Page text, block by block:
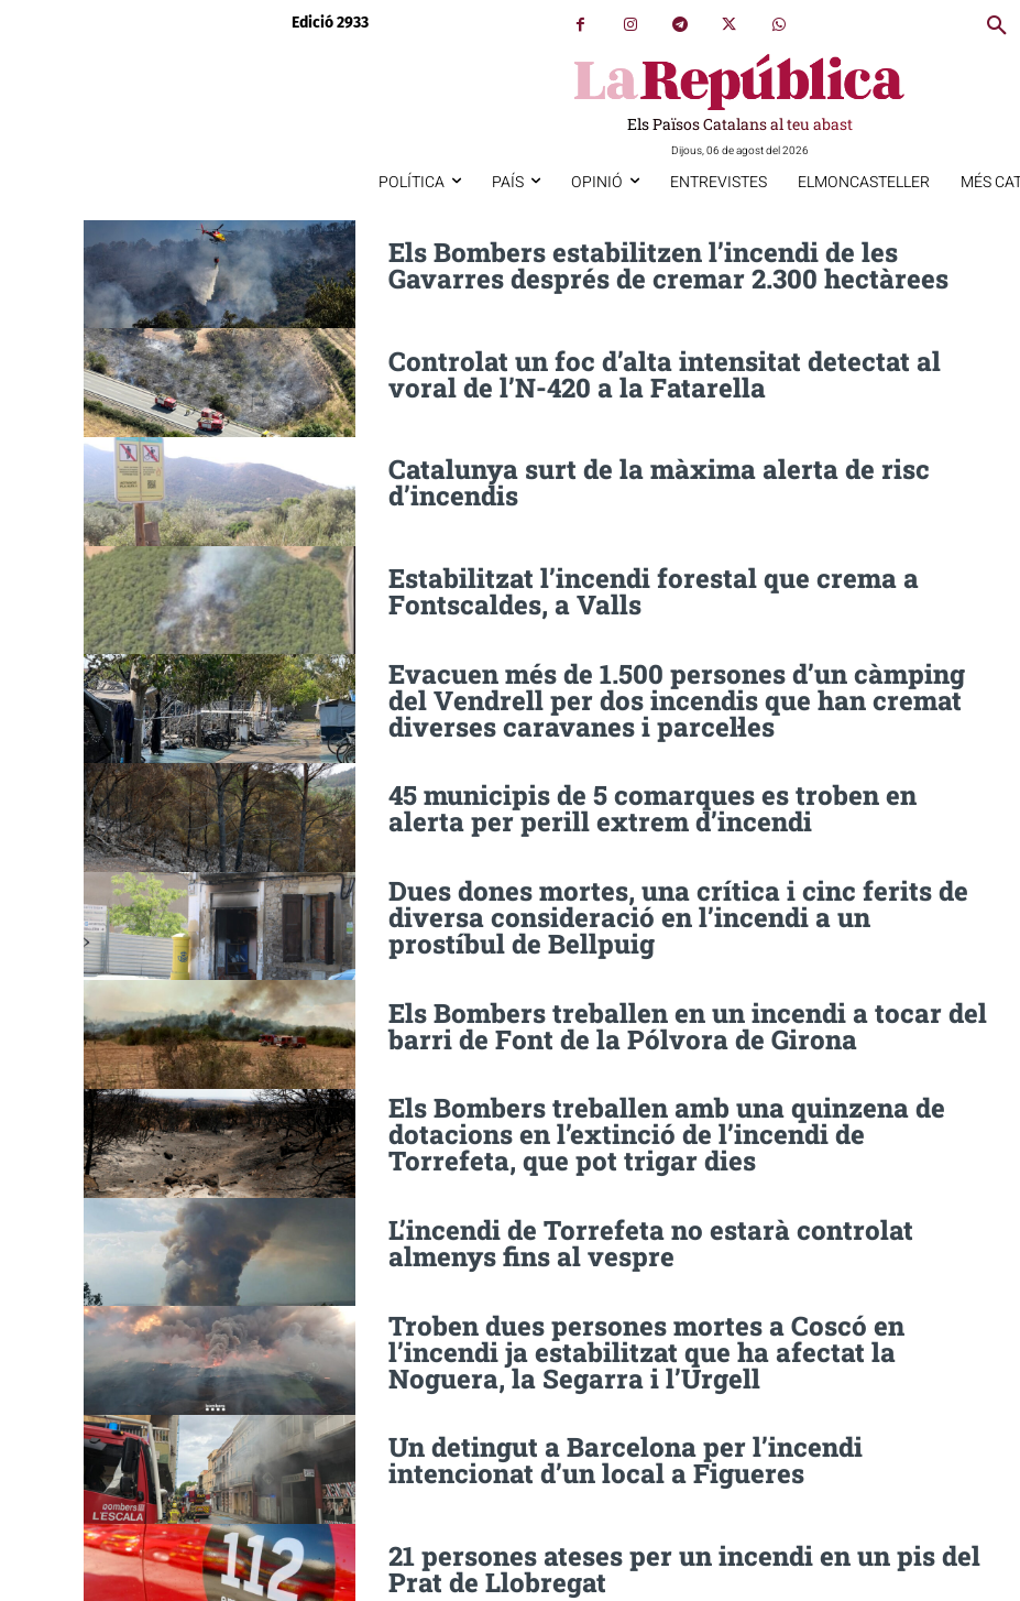
Edició 2933
Els Països Catalans al teu abast
Dijous, 06 de agost del 2026
POLÍTICA PAÍS OPINIÓ ENTREVISTES ELMONCASTELLER MÉS
Els Bombers estabilitzen l’incendi de les
Gavarres després de cremar 2.300 hectàrees
Controlat un foc d’alta intensitat detectat al
voral de l’N-420 a la Fatarella
Catalunya surt de la màxima alerta de risc
d’incendis
Estabilitzat l’incendi forestal que crema a
Fontscaldes, a Valls
Evacuen més de 1.500 persones d’un càmping
del Vendrell per dos incendis que han cremat
diverses caravanes i parcel·les
45 municipis de 5 comarques es troben en
alerta per perill extrem d’incendi
Dues dones mortes, una crítica i cinc ferits de
diversa consideració en l’incendi a un
prostíbul de Bellpuig
Els Bombers treballen en un incendi a tocar del
barri de Font de la Pólvora de Girona
Els Bombers treballen amb una quinzena de
dotacions en l’extinció de l’incendi de
Torrefeta, que pot trigar dies
L’incendi de Torrefeta no estarà controlat
almenys fins al vespre
Troben dues persones mortes a Coscó en
l’incendi ja estabilitzat que ha afectat la
Noguera, la Segarra i l’Urgell
Un detingut a Barcelona per l’incendi
intencionat d’un local a Figueres
21 persones ateses per un incendi en un pis del
Prat de Llobregat